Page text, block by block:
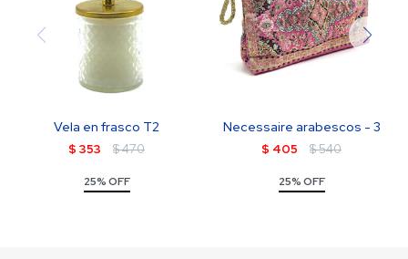
Vela en frasco T2
$ 353 $470
25% OFF
Necessaire arabescos - 3
$ 405 $540
25% OFF